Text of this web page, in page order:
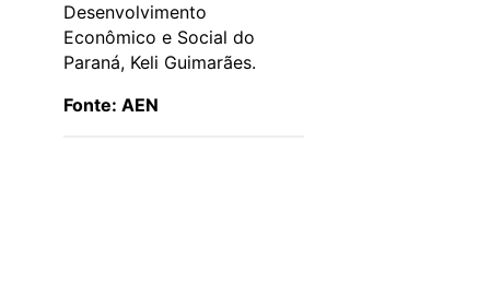
Desenvolvimento
Econômico e Social do
Paraná, Keli Guimarães.
Fonte: AEN